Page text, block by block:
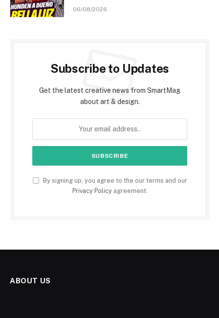
06/08/2026
Subscribe to Updates
Get the latest creative news from SmartMag
about art & design.
By signing up, you agree to the our terms and our
Privacy Policyagreement.
ABOUT US